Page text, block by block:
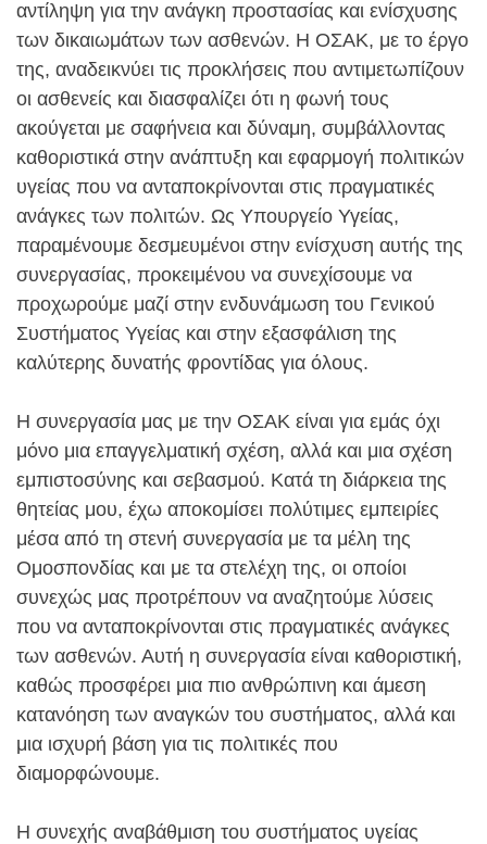
αντίληψη για την ανάγκη προστασίας και ενίσχυσης
των δικαιωμάτων των ασθενών. Η ΟΣΑΚ, με το έργο
της, αναδεικνύει τις προκλήσεις που αντιμετωπίζουν
οι ασθενείς και διασφαλίζει ότι η φωνή τους
ακούγεται με σαφήνεια και δύναμη, συμβάλλοντας
καθοριστικά στην ανάπτυξη και εφαρμογή πολιτικών
υγείας που να ανταποκρίνονται στις πραγματικές
ανάγκες των πολιτών. Ως Υπουργείο Υγείας,
παραμένουμε δεσμευμένοι στην ενίσχυση αυτής της
συνεργασίας, προκειμένου να συνεχίσουμε να
προχωρούμε μαζί στην ενδυνάμωση του Γενικού
Συστήματος Υγείας και στην εξασφάλιση της
καλύτερης δυνατής φροντίδας για όλους.
Η συνεργασία μας με την ΟΣΑΚ είναι για εμάς όχι
μόνο μια επαγγελματική σχέση, αλλά και μια σχέση
εμπιστοσύνης και σεβασμού. Κατά τη διάρκεια της
θητείας μου, έχω αποκομίσει πολύτιμες εμπειρίες
μέσα από τη στενή συνεργασία με τα μέλη της
Ομοσπονδίας και με τα στελέχη της, οι οποίοι
συνεχώς μας προτρέπουν να αναζητούμε λύσεις
που να ανταποκρίνονται στις πραγματικές ανάγκες
των ασθενών. Αυτή η συνεργασία είναι καθοριστική,
καθώς προσφέρει μια πιο ανθρώπινη και άμεση
κατανόηση των αναγκών του συστήματος, αλλά και
μια ισχυρή βάση για τις πολιτικές που
διαμορφώνουμε.
Η συνεχής αναβάθμιση του συστήματος υγείας